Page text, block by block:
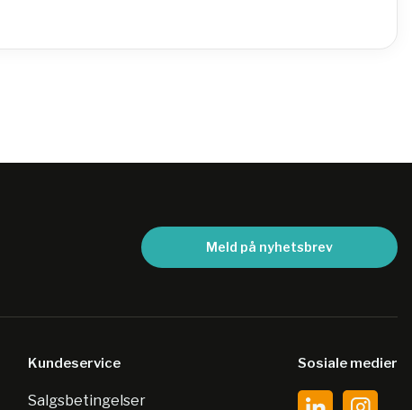
Meld på nyhetsbrev
Kundeservice
Salgsbetingelser
Sosiale medier